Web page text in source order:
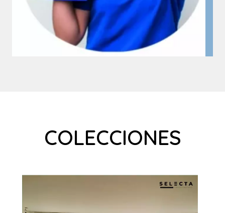
COLECCIONES